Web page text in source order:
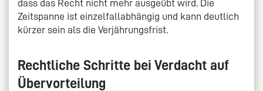
dass das Recht nicht mehr ausgeübt wird. Die
Zeitspanne ist einzelfallabhängig und kann deutlich
kürzer sein als die Verjährungsfrist.
Rechtliche Schritte bei Verdacht auf
Übervorteilung